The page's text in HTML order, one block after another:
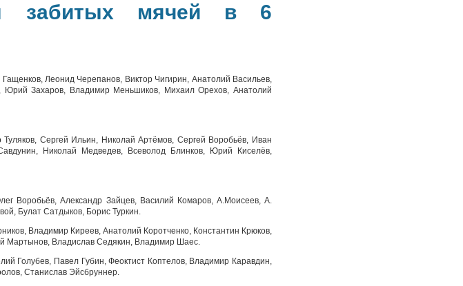
забитых мячей в 6
Леонид Черепанов, Виктор Чигирин, Анатолий Васильев,
Захаров, Владимир Меньшиков, Михаил Орехов, Анатолий
Сергей Ильин, Николай Артёмов, Сергей Воробьёв, Иван
Николай Медведев, Всеволод Блинков, Юрий Киселёв,
Воробьёв, Александр Зайцев, Василий Комаров, А.Моисеев, А.
Булат Сатдыков, Борис Туркин.
Владимир Киреев, Анатолий Коротченко, Константин Крюков,
Мартынов, Владислав Седякин, Владимир Шаес.
Голубев, Павел Губин, Феоктист Коптелов, Владимир Каравдин,
Станислав Эйсбруннер.